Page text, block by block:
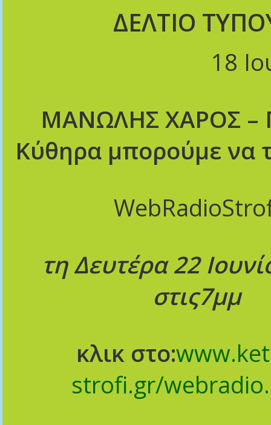
ΔΕΛΤΙΟ
18
ΜΑΝΩΛΗΣ ΧΑΡΟΣ –
Κύθηρα μπορούμε να
WebRadio
τη Δευτέρα 22
στις7μμ
κλικ στο:www.
strofi.gr/webradio.